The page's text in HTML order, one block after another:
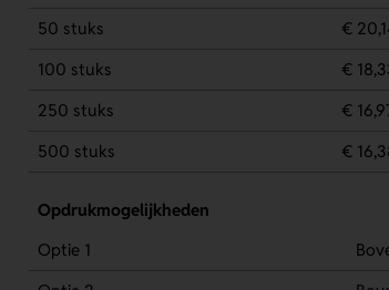
50 stuks
€
100 stuks
€
250 stuks
€
500 stuks
€
Opdrukmogelijkheden
Optie 1